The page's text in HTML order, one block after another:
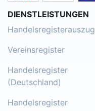
DIENSTLEISTUNGEN
Handelsregisterauszug
Vereinsregister
Handelsregister
(Deutschland)
Handelsregister